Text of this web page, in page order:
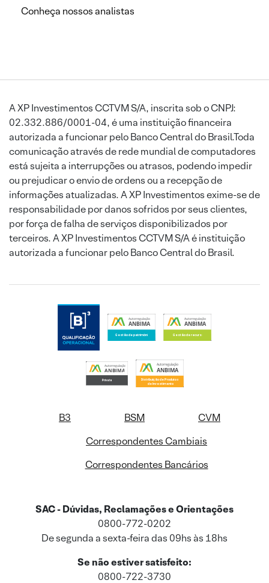
Conheça nossos analistas
A XP Investimentos CCTVM S/A, inscrita sob o CNPJ:
02.332.886/0001-04, é uma instituição financeira
autorizada a funcionar pelo Banco Central do Brasil.Toda
comunicação através de rede mundial de computadores
está sujeita a interrupções ou atrasos, podendo impedir
ou prejudicar o envio de ordens ou a recepção de
informações atualizadas. A XP Investimentos exime-se de
responsabilidade por danos sofridos por seus clientes,
por força de falha de serviços disponibilizados por
terceiros. A XP Investimentos CCTVM S/A é instituição
autorizada a funcionar pelo Banco Central do Brasil.
B3 BSM
CVM
Correspondentes Cambiais
Correspondentes Bancários
SAC - Dúvidas, Reclamações e Orientações
0800-772-0202
De segunda a sexta-feira das 09hs às 18hs
Se não estiver satisfeito:
0800-722-3730